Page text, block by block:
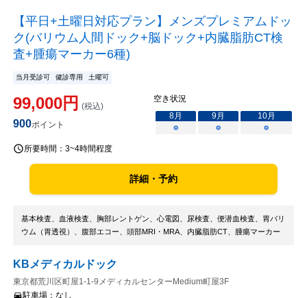
【平日+土曜日対応プラン】メンズプレミアムドッ
ク(バリウム人間ドック+脳ドック+内臓脂肪CT検
査+腫瘍マーカー6種)
当月受診可 健診専用 土曜可
99,000円 (税込)
900ポイント
空き状況
8月 9月 10月
○
○ ○
所要時間： 3~4時間程度
詳細・予約
基本検査、血液検査、胸部レントゲン、心電図、尿検査、便潜血検査、胃バリ
ウム（胃透視）、腹部エコー、頭部MRI・MRA、内臓脂肪CT、腫瘍マーカー
KBメディカルドック
東京都荒川区町屋1-1-9メディカルセンターMedium町屋3F
駐車場： なし